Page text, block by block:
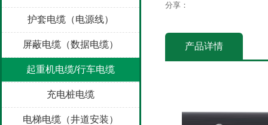
护套电缆（电源线）
屏蔽电缆（数据电缆）
起重机电缆/行车电缆
充电桩电缆
电梯电缆（井道安装）
分享：
产品详情